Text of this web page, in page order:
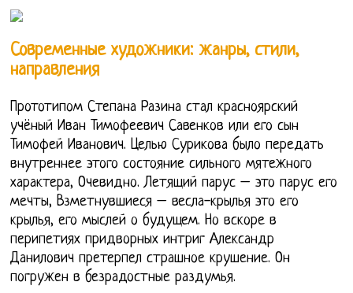
Современные художники: жанры, стили,
направления
Прототипом Степана Разина стал красноярский
учёный Иван Тимофеевич Савенков или его сын
Тимофей Иванович. Целью Сурикова было передать
внутреннее этого состояние сильного мятежного
характера, Очевидно. Летящий парус – это парус его
мечты, Взметнувшиеся – весла-крылья это его
крылья, его мыслей о будущем. Но вскоре в
перипетиях придворных интриг Александр
Данилович претерпел страшное крушение. Он
погружен в безрадостные раздумья.